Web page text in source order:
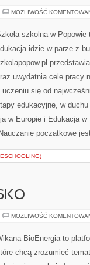
MOŻLIWOŚĆ
szkolna w
idzie w parze z
uwydatnia cele pracy
uczeniu się od
edukacyjne, w
w Europie i Edukacja w
początkowe
MOŻLIWOŚĆ
BioEnergia to
chcą zrozumieć